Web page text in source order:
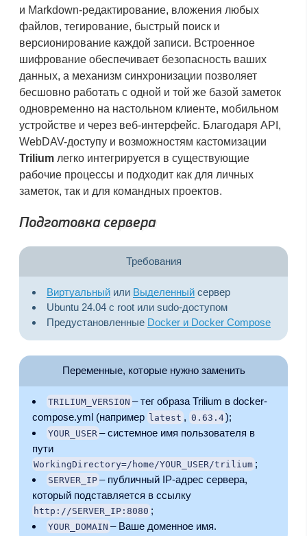
и Markdown-редактирование, вложения любых
файлов, тегирование, быстрый поиск и
версионирование каждой записи. Встроенное
шифрование обеспечивает безопасность ваших
данных, а механизм синхронизации позволяет
бесшовно работать с одной и той же базой заметок
одновременно на настольном клиенте, мобильном
устройстве и через веб-интерфейс. Благодаря API,
WebDAV-доступу и возможностям кастомизации
Trilium легко интегрируется в существующие
рабочие процессы и подходит как для личных
заметок, так и для командных проектов.
Подготовка сервера
Требования
Виртуальныйили Выделенныйсервер
Ubuntu 24.04 с root или sudo-доступом
Предустановленные Docker и Docker Compose
Переменные, которые нужно заменить
TRILIUM_VERSION – тег образа Trilium в docker-
compose.yml (например
latest , 0.63.4);
YOUR_USER – системное имя пользователя в
пути
WorkingDirectory=/home/YOUR_USER/trilium ;
SERVER_IP – публичный IP-адрес сервера,
который подставляется в ссылку
http://SERVER_IP:8080 ;
YOUR_DOMAIN – Ваше доменное имя.